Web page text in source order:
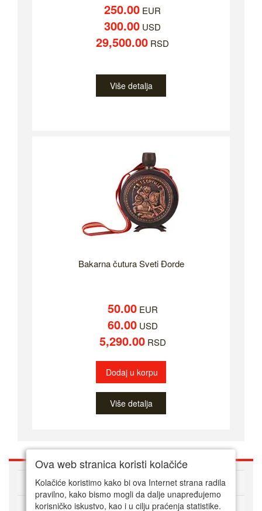
250.00 EUR
300.00 USD
29,500.00 RSD
Više detalja
Bakarna čutura Sveti Đorde
50.00EUR
60.00USD
5,290.00RSD
Dodaj u korpu
Više detalja
O nama
Kako kupovati online
Ova web stranica koristi kolačiće
Kolačiće koristimo kako bi ova Internet strana radila
pravilno, kako bismo mogli da dalje unapređujemo
korisničko iskustvo, kao i u cilju praćenja statistike.